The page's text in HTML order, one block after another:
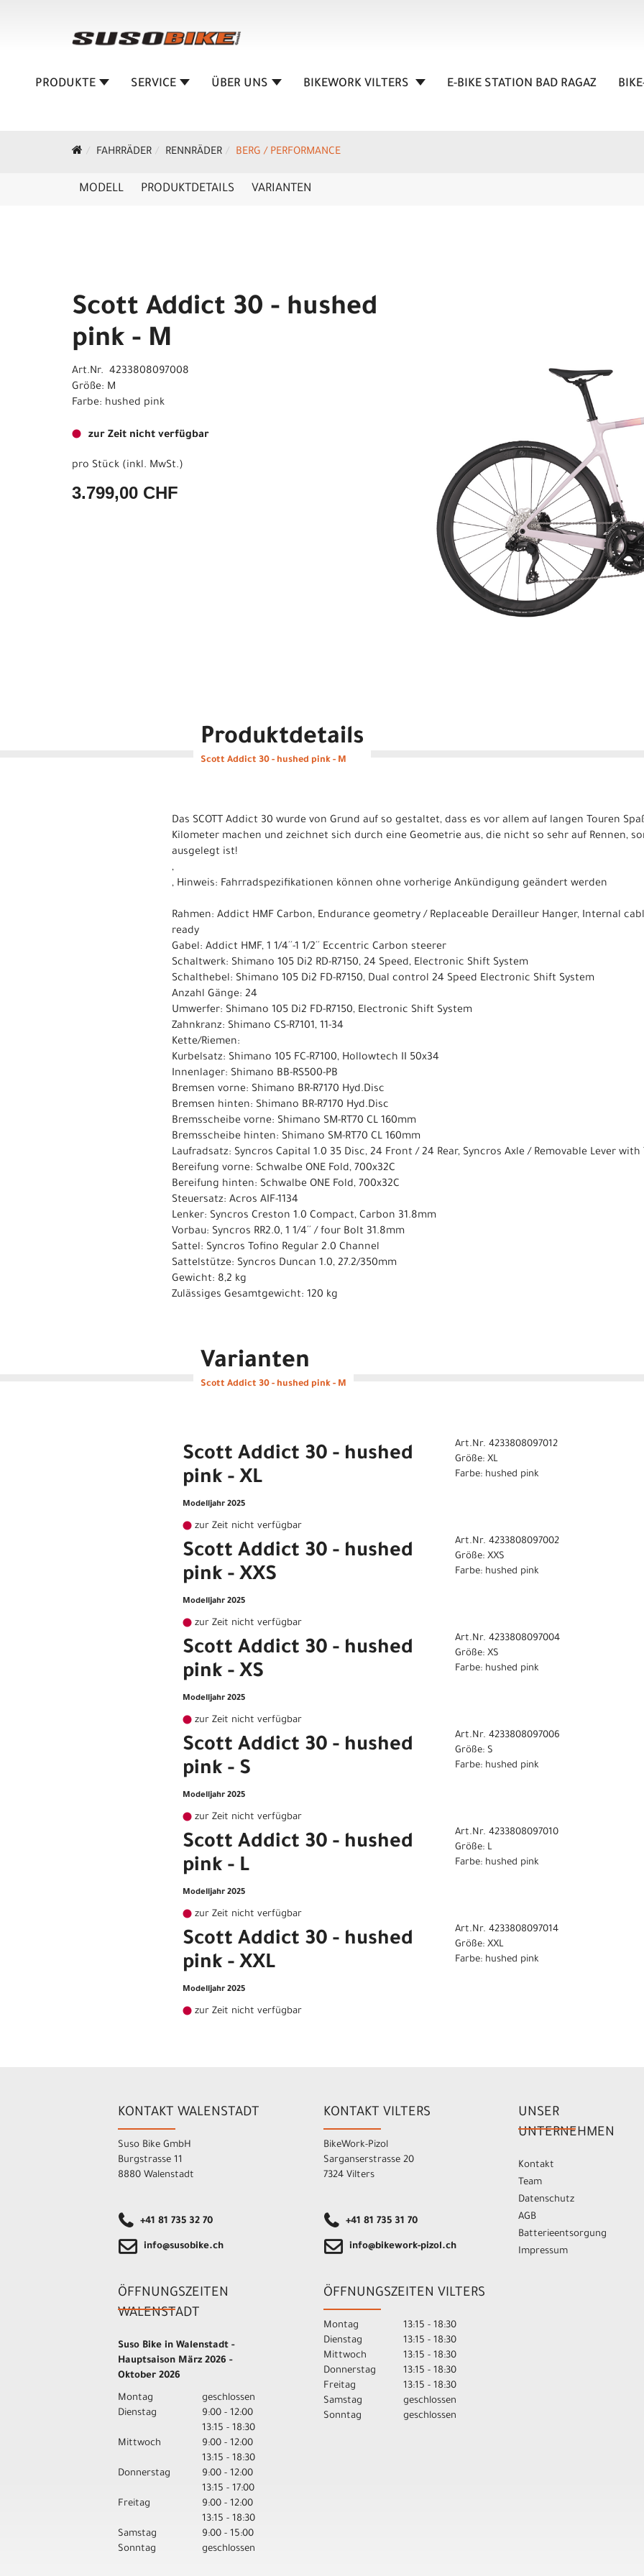
PRODUKTE SERVICE ÜBER UNS BIKEWORK VILTERS E-BIKE STATION BAD RAGAZ
FAHRRÄDER RENNRÄDER BERG / PERFORMANCE
MODELL PRODUKTDETAILS VARIANTEN
Scott Addict 30 - hushed
pink - M
Art.Nr. 4233808097008
Größe: M
Farbe: hushed pink
zur Zeit nicht verfügbar
pro Stück (inkl. MwSt.)
3.799,00 CHF
Produktdetails
Scott Addict 30 - hushed pink - M
Das SCOTT Addict 30 wurde von Grund auf so gestaltet, dass es vor allem auf langen Touren
Kilometer machen und zeichnet sich durch eine Geometrie aus, die nicht so sehr auf Rennen,
ausgelegt ist!
,
, Hinweis: Fahrradspezifikationen können ohne vorherige Ankündigung geändert werden
Rahmen: Addict HMF Carbon, Endurance geometry / Replaceable Derailleur Hanger, Internal
ready
Gabel: Addict HMF, 1 1/4´´-1 1/2´´ Eccentric Carbon steerer
Schaltwerk: Shimano 105 Di2 RD-R7150, 24 Speed, Electronic Shift System
Schalthebel: Shimano 105 Di2 FD-R7150, Dual control 24 Speed Electronic Shift System
Anzahl Gänge: 24
Umwerfer: Shimano 105 Di2 FD-R7150, Electronic Shift System
Zahnkranz: Shimano CS-R7101, 11-34
Kette/Riemen:
Kurbelsatz: Shimano 105 FC-R7100, Hollowtech II 50x34
Innenlager: Shimano BB-RS500-PB
Bremsen vorne: Shimano BR-R7170 Hyd.Disc
Bremsen hinten: Shimano BR-R7170 Hyd.Disc
Bremsscheibe vorne: Shimano SM-RT70 CL 160mm
Bremsscheibe hinten: Shimano SM-RT70 CL 160mm
Laufradsatz: Syncros Capital 1.0 35 Disc, 24 Front / 24 Rear, Syncros Axle / Removable Lever with
Bereifung vorne: Schwalbe ONE Fold, 700x32C
Bereifung hinten: Schwalbe ONE Fold, 700x32C
Steuersatz: Acros AIF-1134
Lenker: Syncros Creston 1.0 Compact, Carbon 31.8mm
Vorbau: Syncros RR2.0, 1 1/4´´ / four Bolt 31.8mm
Sattel: Syncros Tofino Regular 2.0 Channel
Sattelstütze: Syncros Duncan 1.0, 27.2/350mm
Gewicht: 8,2 kg
Zulässiges Gesamtgewicht: 120 kg
Varianten
Scott Addict 30 - hushed pink - M
Scott Addict 30 - hushed
pink - XL
Modelljahr 2025
zur Zeit nicht verfügbar
Art.Nr. 4233808097012
Größe: XL
Farbe: hushed pink
Scott Addict 30 - hushed
pink - XXS
Modelljahr 2025
zur Zeit nicht verfügbar
Art.Nr. 4233808097002
Größe: XXS
Farbe: hushed pink
Scott Addict 30 - hushed
pink - XS
Modelljahr 2025
zur Zeit nicht verfügbar
Art.Nr. 4233808097004
Größe: XS
Farbe: hushed pink
Scott Addict 30 - hushed
pink - S
Modelljahr 2025
zur Zeit nicht verfügbar
Art.Nr. 4233808097006
Größe: S
Farbe: hushed pink
Scott Addict 30 - hushed
pink - L
Modelljahr 2025
zur Zeit nicht verfügbar
Art.Nr. 4233808097010
Größe: L
Farbe: hushed pink
Scott Addict 30 - hushed
pink - XXL
Modelljahr 2025
zur Zeit nicht verfügbar
Art.Nr. 4233808097014
Größe: XXL
Farbe: hushed pink
KONTAKT WALENSTADT
Suso Bike GmbH
Burgstrasse 11
8880 Walenstadt
+41 81 735 32 70
info@susobike.ch
ÖFFNUNGSZEITEN
WALENSTADT
Suso Bike in Walenstadt -
Hauptsaison März 2026 -
Oktober 2026
Montag
geschlossen
Dienstag
9:00 - 12:00
13:15 - 18:30
Mittwoch
9:00 - 12:00
13:15 - 18:30
Donnerstag
9:00 - 12:00
13:15 - 17:00
Freitag
9:00 - 12:00
13:15 - 18:30
Samstag
9:00 - 15:00
Sonntag
geschlossen
KONTAKT VILTERS
BikeWork-Pizol
Sarganserstrasse 20
7324 Vilters
+41 81 735 31 70
info@bikework-pizol.ch
ÖFFNUNGSZEITEN VILTERS
Montag
13:15 - 18:30
Dienstag
13:15 - 18:30
Mittwoch
13:15 - 18:30
Donnerstag
13:15 - 18:30
Freitag
13:15 - 18:30
Samstag
geschlossen
Sonntag
geschlossen
UNSER
UNTERNEHMEN
Kontakt
Team
Datenschutz
AGB
Batterieentsorgung
Impressum